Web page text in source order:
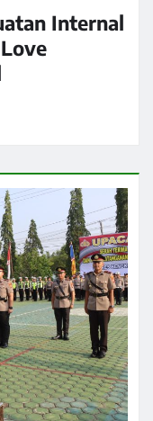
Internal